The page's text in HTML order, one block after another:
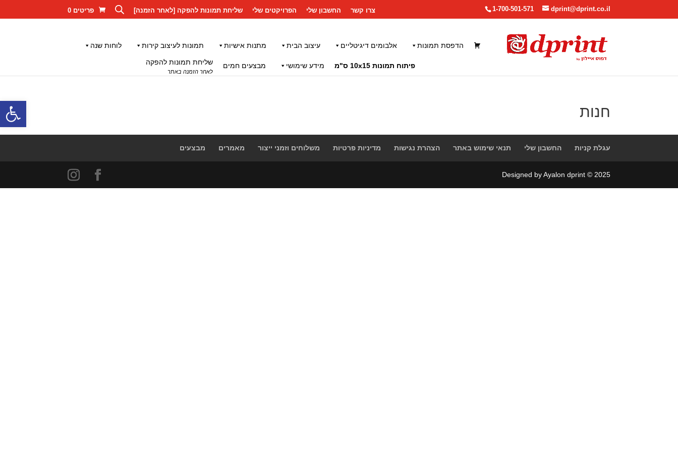
פתח
1-700-501-571 dprint@dprint.co.il צרו קשר החשבון שלי הפרויקטים שלי שליחת תמונות להפקה [לאחר הזמנה] פריטים 0
הדפסת תמונות אלבומים דיגיטליים עיצוב הבית מתנות אישיות תמונות לעיצוב קירות לוחות שנה
פיתוח תמונות 10x15 ס"מ מידע שימושי מבצעים חמים שליחת תמונות להפקה
לאחר הזמנה באתר
חנות
עגלת קניות החשבון שלי תנאי שימוש באתר הצהרת נגישות מדיניות פרטיות משלוחים וזמני ייצור מאמרים מבצעים
Designed by Ayalon dprint © 2025